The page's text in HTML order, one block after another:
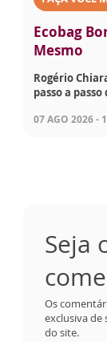
Ecobag
Mesmo
Rogério
passo a
07 AGO 2026 -
Seja
Os
exclusiva de
do site.